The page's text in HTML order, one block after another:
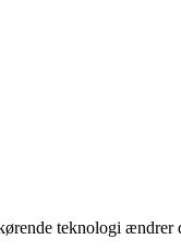
teknologi ændrer